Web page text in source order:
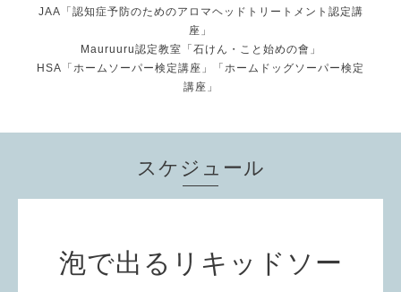
JAA「認知症予防のためのアロマヘッドトリートメント認定講
座」
Mauruuru認定教室「石けん・こと始めの會」
HSA「ホームソーパー検定講座」「ホームドッグソーパー検定
講座」
スケジュール
泡で出るリキッドソー